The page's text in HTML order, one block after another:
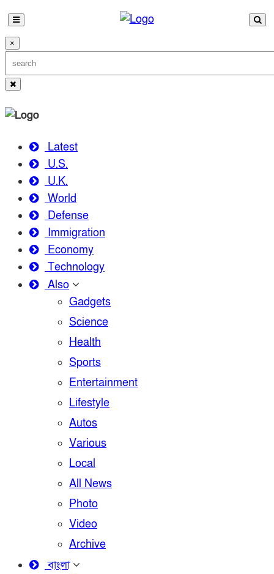
×
Latest
U.S.
U.K.
World
Defense
Immigration
Economy
Technology
Also
Gadgets
Science
Health
Sports
Entertainment
Lifestyle
Autos
Various
Local
All News
Photo
Video
Archive
বাংলা